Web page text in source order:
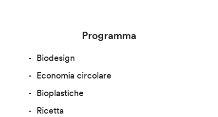
Programma
Biodesign
Economia circolare
Bioplastiche
Ricetta